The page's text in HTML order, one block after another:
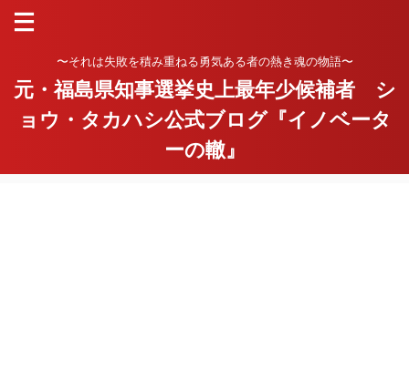
〜それは失敗を積み重ねる勇気ある者の熱き魂の物語〜
元・福島県知事選挙史上最年少候補者 シ
ョウ・タカハシ公式ブログ『イノベータ
ーの轍』